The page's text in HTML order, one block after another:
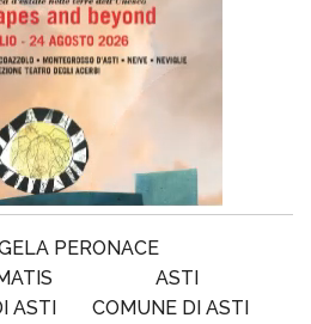
PERONACE
ASTI
ASTI
COMUNE DI ASTI